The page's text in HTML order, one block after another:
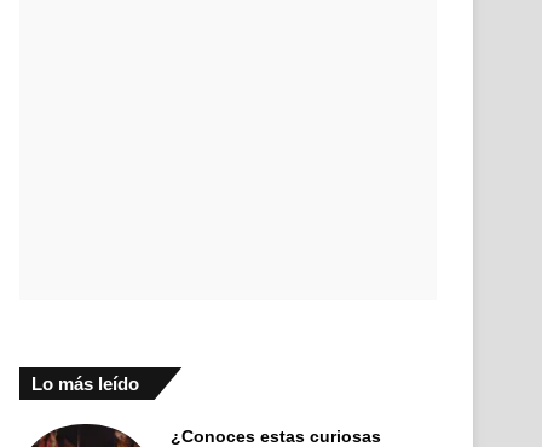
Lo más leído
¿Conoces estas curiosas